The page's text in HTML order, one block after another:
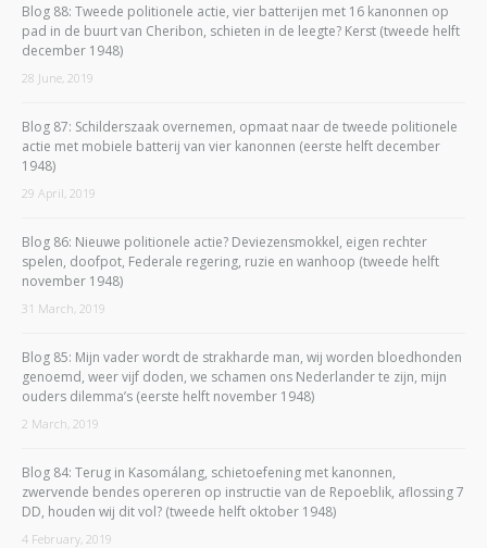
Blog 88: Tweede politionele actie, vier batterijen met 16 kanonnen op
pad in de buurt van Cheribon, schieten in de leegte? Kerst (tweede helft
december 1948)
28 June, 2019
Blog 87: Schilderszaak overnemen, opmaat naar de tweede politionele
actie met mobiele batterij van vier kanonnen (eerste helft december
1948)
29 April, 2019
Blog 86: Nieuwe politionele actie? Deviezensmokkel, eigen rechter
spelen, doofpot, Federale regering, ruzie en wanhoop (tweede helft
november 1948)
31 March, 2019
Blog 85: Mijn vader wordt de strakharde man, wij worden bloedhonden
genoemd, weer vijf doden, we schamen ons Nederlander te zijn, mijn
ouders dilemma’s (eerste helft november 1948)
2 March, 2019
Blog 84: Terug in Kasomálang, schietoefening met kanonnen,
zwervende bendes opereren op instructie van de Repoeblik, aflossing 7
DD, houden wij dit vol? (tweede helft oktober 1948)
4 February, 2019